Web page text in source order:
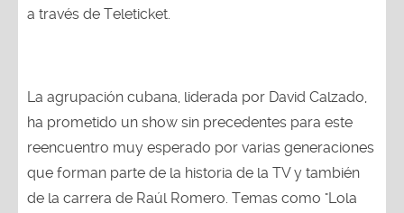
a través de Teleticket.
La agrupación cubana, liderada por David Calzado,
ha prometido un show sin precedentes para este
reencuentro muy esperado por varias generaciones
que forman parte de la historia de la TV y también
de la carrera de Raúl Romero. Temas como "Lola